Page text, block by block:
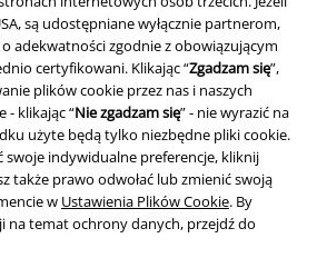
są udostępniane wyłącznie partnerom,
adekwatności zgodnie z obowiązującym
certyfikowani. Klikając “Zgadzam się”,
plików cookie przez nas i naszych
- klikając “Nie zgadzam się” - nie wyrazić na
użyte będą tylko niezbędne pliki cookie.
swoje indywidualne preferencje, kliknij
także prawo odwołać lub zmienić swoją
w Ustawienia Plików Cookie. By
na temat ochrony danych, przejdź do
i ochrona środowiska